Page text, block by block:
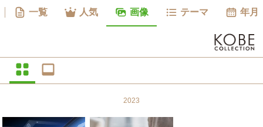
一覧 人気 画像 テーマ 年月
2023